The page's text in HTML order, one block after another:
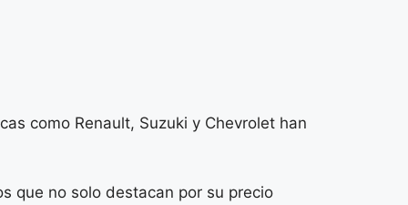
como Renault, Suzuki y Chevrolet han
que no solo destacan por su precio